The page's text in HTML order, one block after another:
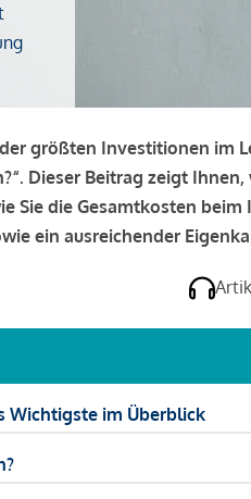
größten Investitionen im
Dieser Beitrag zeigt
Sie die Gesamtkosten
ein ausreichender
Wichtigste im Überblick